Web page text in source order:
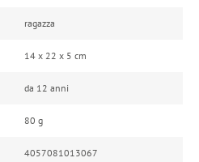
ragazza
14 x 22 x 5 cm
da 12 anni
80 g
4057081013067